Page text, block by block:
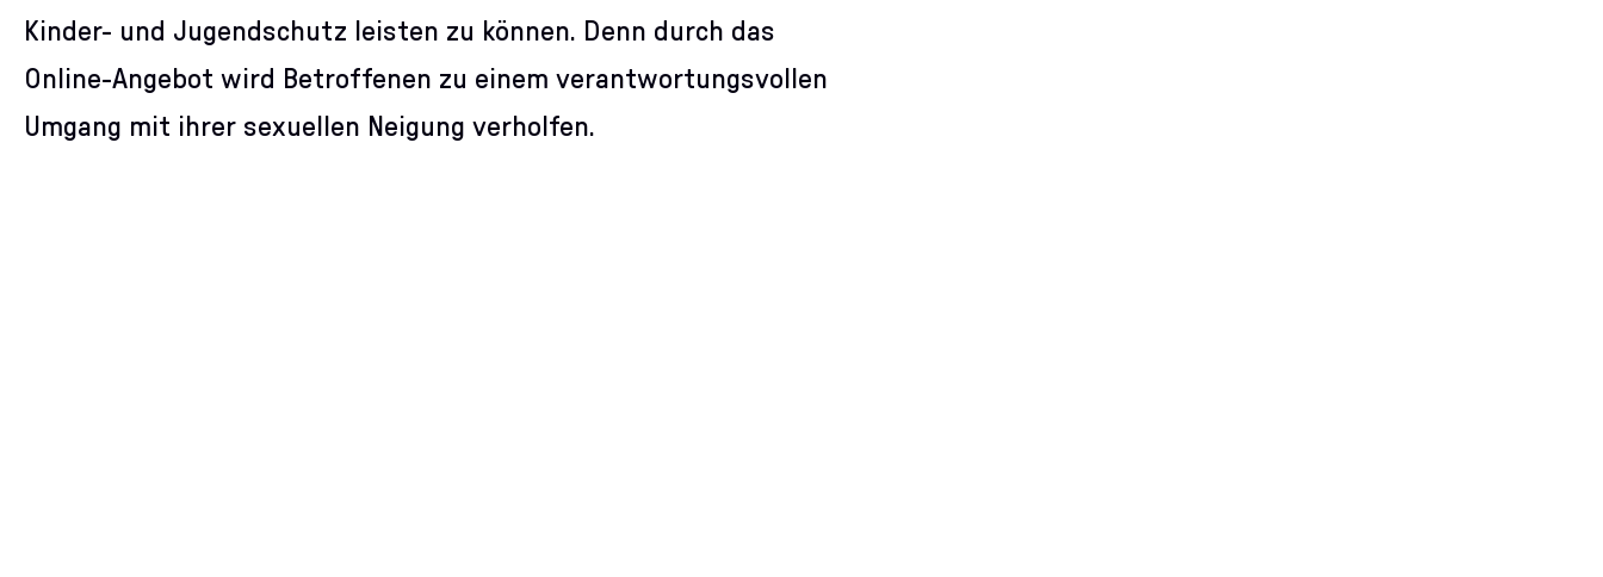
Kinder- und Jugendschutz leisten zu können. Denn durch das
Online-Angebot wird Betroffenen zu einem verantwortungsvollen
Umgang mit ihrer sexuellen Neigung verholfen.